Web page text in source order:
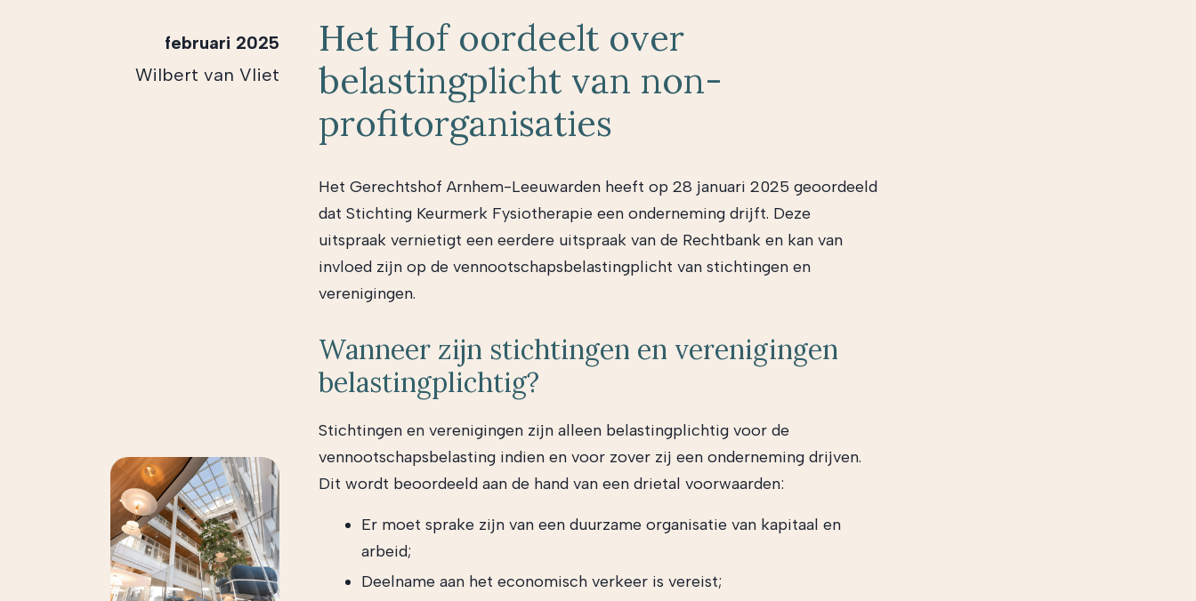
Het Hof oordeelt over
belastingplicht van non-
profitorganisaties
Het Gerechtshof Arnhem-Leeuwarden heeft op 28 januari 2025 geoordeeld
dat Stichting Keurmerk Fysiotherapie een onderneming drijft. Deze
uitspraak vernietigt een eerdere uitspraak van de Rechtbank en kan van
invloed zijn op de vennootschapsbelastingplicht van stichtingen en
verenigingen.
Wanneer zijn stichtingen en verenigingen
belastingplichtig?
Stichtingen en verenigingen zijn alleen belastingplichtig voor de
vennootschapsbelasting indien en voor zover zij een onderneming drijven.
Dit wordt beoordeeld aan de hand van een drietal voorwaarden:
Er moet sprake zijn van een duurzame organisatie van kapitaal en
arbeid;
Deelname aan het economisch verkeer is vereist;
februari 2025
Wilbert van Vliet